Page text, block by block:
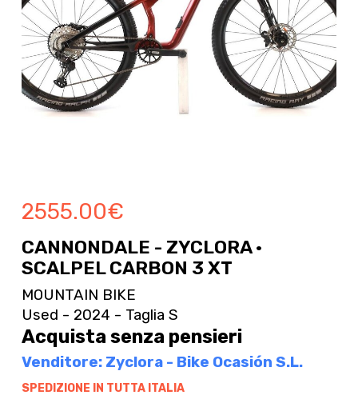
2555.00€
CANNONDALE - ZYCLORA ·
SCALPEL CARBON 3 XT
MOUNTAIN BIKE
Used - 2024 - Taglia S
Acquista senza pensieri
Venditore: Zyclora - Bike Ocasión S.L.
SPEDIZIONE IN TUTTA ITALIA